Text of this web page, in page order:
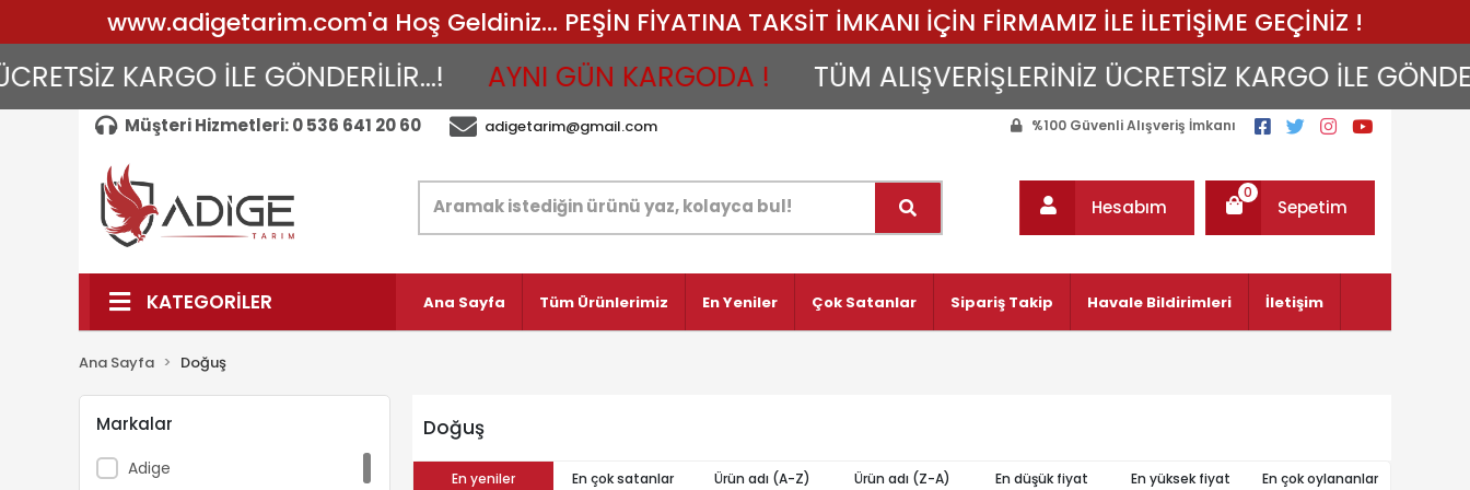
www.adigetarim.com'a Hoş Geldiniz... PEŞİN FİYATINA TAKSİT İMKANI İÇİN FİRMAMIZ İLE İLETİŞİME GEÇİNİZ !
KARGO İLE GÖNDERİLİR...! AYNI GÜN KARGODA ! TÜM ALIŞVERİŞLERİNİZ ÜCRETSİZ KARGO İLE
Müşteri Hizmetleri: 0 536 641 20 60 adigetarim@gmail.com %100 Güvenli Alışveriş İmkanı
Hesabım Sepetim
0
KATEGORİLER Ana Sayfa Tüm Ürünlerimiz En Yeniler Çok Satanlar Sipariş Takip Havale Bildirimleri İletişim
Ana Sayfa Doğuş
Markalar
Adige
Doğuş
En yeniler En çok satanlar Ürün adı (A-Z) Ürün adı (Z-A) En düşük fiyat En yüksek fiyat En çok oylananlar